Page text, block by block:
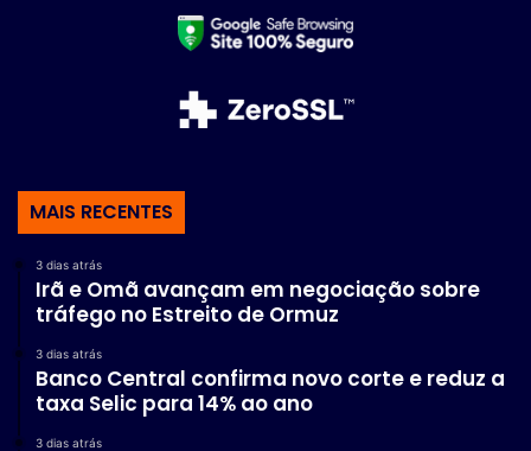
MAIS RECENTES
3 dias atrás
Irã e Omã avançam em negociação sobre
tráfego no Estreito de Ormuz
3 dias atrás
Banco Central confirma novo corte e reduz a
taxa Selic para 14% ao ano
3 dias atrás